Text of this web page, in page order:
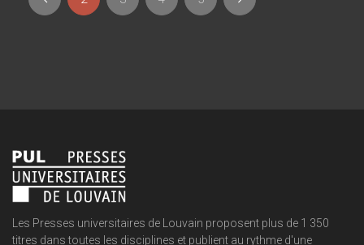
Les Presses universitaires de Louvain proposent plus de 1 350
titres dans toutes les disciplines et publient au rythme d'une